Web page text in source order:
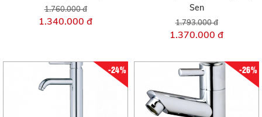
1.760.000 đ
1.340.000 đ
Sen
1.793.000 đ
1.370.000 đ
-24% -26%